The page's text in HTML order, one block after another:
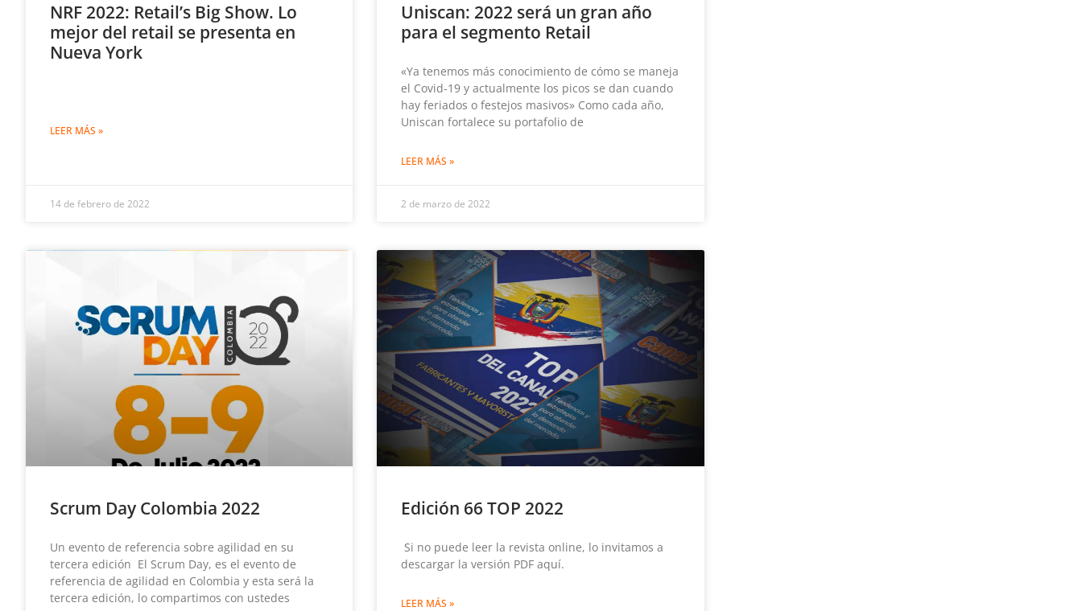
NRF 2022: Retail’s Big Show. Lo
mejor del retail se presenta en
Nueva York
LEER MÁS »
14 de febrero de 2022
Uniscan: 2022 será un gran año
para el segmento Retail
«Ya tenemos más conocimiento de cómo se maneja
el Covid-19 y actualmente los picos se dan cuando
hay feriados o festejos masivos» Como cada año,
Uniscan fortalece su portafolio de
LEER MÁS »
2 de marzo de 2022
Scrum Day Colombia 2022
Un evento de referencia sobre agilidad en su
tercera edición El Scrum Day, es el evento de
referencia de agilidad en Colombia y esta será la
tercera edición, lo compartimos con ustedes
Edición 66 TOP 2022
Si no puede leer la revista online, lo invitamos a
descargar la versión PDF aquí.
LEER MÁS »